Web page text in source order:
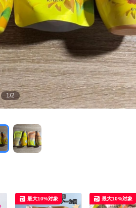
1/2
最大10%対象 最大10%対象